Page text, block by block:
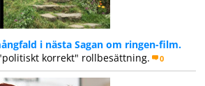
i nästa Sagan om ringen-film.
korrekt" rollbesättning.
0